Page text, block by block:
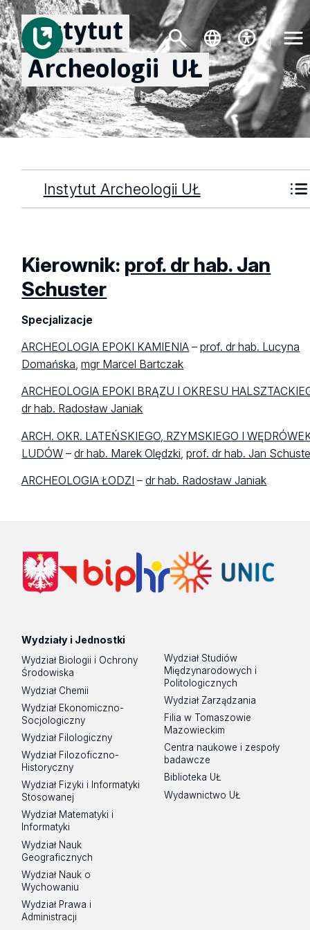
Instytut
Archeologii UŁ
Instytut Archeologii UŁ
Kierownik: prof. dr hab. Jan
Schuster
Specjalizacje
ARCHEOLOGIA EPOKI KAMIENIA –prof. dr hab. Lucyna
Domańska,mgr Marcel Bartczak
ARCHEOLOGIA EPOKI BRĄZU I OKRESU
dr hab. Radosław Janiak
ARCH. OKR. LATEŃSKIEGO, RZYMSKIEGO I
LUDÓW –dr hab. Marek Olędzki ,prof. dr hab. Jan
ARCHEOLOGIA ŁODZI –dr hab. Radosław Janiak
Wydziały i Jednostki
Wydział Biologii i Ochrony
Środowiska
Wydział Chemii
Wydział Ekonomiczno-
Socjologiczny
Wydział Filologiczny
Wydział Filozoficzno-
Historyczny
Wydział Fizyki i Informatyki
Stosowanej
Wydział Matematyki i
Informatyki
Wydział Nauk
Geograficznych
Wydział Nauk o
Wychowaniu
Wydział Prawa i
Administracji
Wydział Studiów
Międzynarodowych i
Politologicznych
Wydział Zarządzania
Filia w Tomaszowie
Mazowieckim
Centra naukowe i zespoły
badawcze
Biblioteka UŁ
Wydawnictwo UŁ